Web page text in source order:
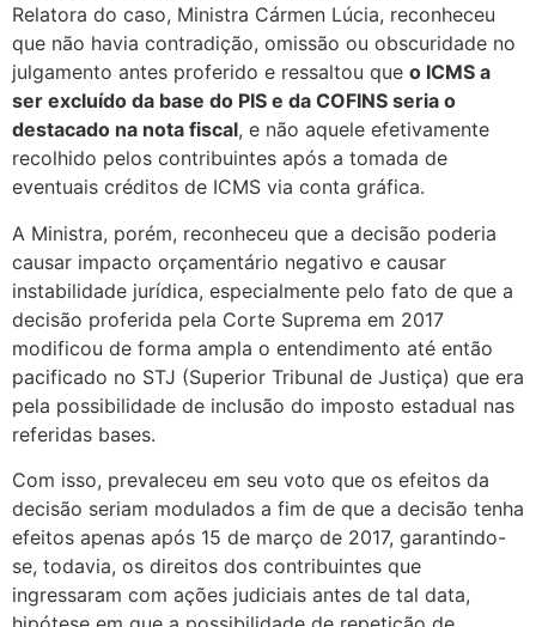
Relatora do caso, Ministra Cármen Lúcia, reconheceu
que não havia contradição, omissão ou obscuridade no
julgamento antes proferido e ressaltou que o ICMS a
ser excluído da base do PIS e da COFINS seria o
destacado na nota fiscal, e não aquele efetivamente
recolhido pelos contribuintes após a tomada de
eventuais créditos de ICMS via conta gráfica.
A Ministra, porém, reconheceu que a decisão poderia
causar impacto orçamentário negativo e causar
instabilidade jurídica, especialmente pelo fato de que a
decisão proferida pela Corte Suprema em 2017
modificou de forma ampla o entendimento até então
pacificado no STJ (Superior Tribunal de Justiça) que era
pela possibilidade de inclusão do imposto estadual nas
referidas bases.
Com isso, prevaleceu em seu voto que os efeitos da
decisão seriam modulados a fim de que a decisão tenha
efeitos apenas após 15 de março de 2017, garantindo-
se, todavia, os direitos dos contribuintes que
ingressaram com ações judiciais antes de tal data,